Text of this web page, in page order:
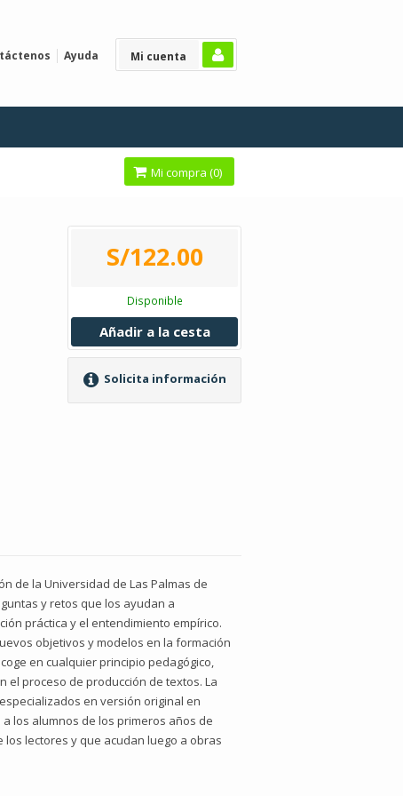
Mi cuenta
Ayuda
Mi compra (0)
S/122.00
Disponible
Añadir a la cesta
Solicita información
de la Universidad de Las Palmas de
y retos que los ayudan a
práctica y el entendimiento empírico.
objetivos y modelos en la formación
en cualquier principio pedagógico,
el proceso de producción de textos. La
en versión original en
los alumnos de los primeros años de
lectores y que acudan luego a obras